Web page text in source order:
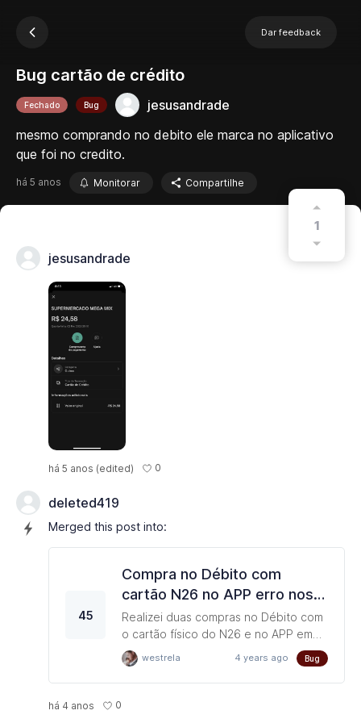
Dar feedback
Bug cartão de crédito
Fechado Bug
jesusandrade
mesmo comprando no debito ele marca no aplicativo
que foi no credito.
há 5 anos Monitorar Compartilhe
1
jesusandrade
há 5 anos (edited) 0
deleted419
Merged this post into:
45
Compra no Débito com
cartão N26 no APP erro nos
"Detalhes" do "Tipo de
Transação" aparece: "Cartão
de Crédito"
Realizei duas compras no Débito com
o cartão físico do N26 e no APP em
"Detalhes", "Tipo de Transação" está
aparecendo errado que a compra foi
com "Cartão de Crédito". Poderiam
westrela 4 years ago Bug
há 4 anos 0